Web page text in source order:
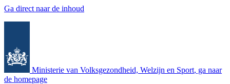
Ga direct naar de inhoud
Ministerie van Volksgezondheid, Welzijn en Sport, ga naar
de homepage